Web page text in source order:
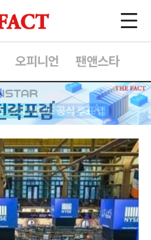
오피니언 팬앤스타